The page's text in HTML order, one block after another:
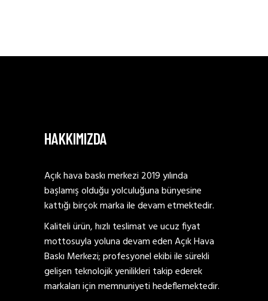
HAKKIMIZDA
Açık hava baskı merkezi 2019 yılında
başlamış olduğu yolculuğuna bünyesine
kattığı birçok marka ile devam etmektedir.
Kaliteli ürün, hızlı teslimat ve ucuz fiyat
mottosuyla yoluna devam eden Açık Hava
Baskı Merkezi; profesyonel ekibi ile sürekli
gelişen teknolojik yenilikleri takip ederek
markaları için memnuniyeti hedeflemektedir.